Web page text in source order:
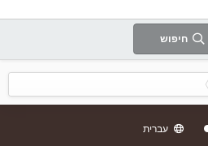
חיפוש
עברית